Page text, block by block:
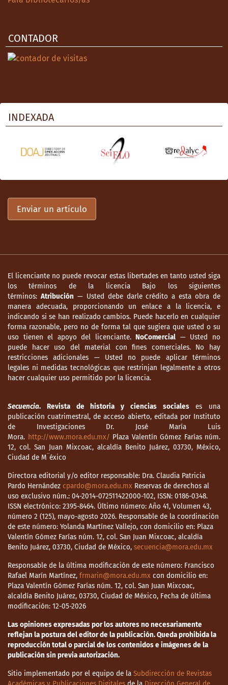
CONTADOR
INDEXADA
Enviar un artículo
El licenciante no puede revocar estas libertades en tanto usted siga
los términos de la licencia Bajo los siguientes
términos: Atribución — Usted debe darle crédito a esta obra de
manera adecuada, proporcionando un enlace a la licencia, e
indicando si se han realizado cambios. Puede hacerlo en cualquier
forma razonable, pero no de forma tal que sugiera que usted o su
uso tienen el apoyo del licenciante.NoComercial — Usted no
puede hacer uso del material con fines comerciales. No hay
restricciones adicionales — Usted no puede aplicar términos
legales ni medidas tecnológicas que restrinjan legalmente a otros
hacer cualquier uso permitido por la licencia.
Secuencia. Revista de historia y ciencias socialeses una
publicación cuatrimestral, de acceso abierto, editada por Instituto
de Investigaciones Dr. José María Luis
Mora. http://www.mora.edu.mx/ Plaza Valentín Gómez Farías núm.
12, col. San Juan Mixcoac, alcaldía Benito Juárez, 03730, México,
Ciudad de M¨éxico
Directora editorial y/o editor responsable: Dra. Claudia Patricia
Pardo Hernández cpardo@mora.edu.mx Reservas de derechos al
uso exclusivo núm.: 04-2014-072511422000-102, ISSN: 0186-0348.
ISSN electrónico: 2395-8464. Último número: Año 41, Volumen 43,
número 2 (125), mayo-agosto 2026. Responsable de la coordinación
de este número: Yolanda Martínez Vallejo, con domicilio en: Plaza
Valentín Gómez Farías núm. 12, col. San Juan Mixcoac, alcaldía
Benito Juárez, 03730, Ciudad de México, secuencia@mora.edu.mx
Responsable de la última modificación de este número: Francisco
Rafael Marín Martínez, frmarin@mora.edu.mx con domicilio en:
Plaza Valentín Gómez Farías núm. 12, col. San Juan Mixcoac,
alcaldía Benito Juárez, 03730, Ciudad de México, Fecha de última
modificación: 12-05-2026
Las opiniones expresadas por los autores no necesariamente
reflejan la postura del editor de la publicación. Queda prohibida la
reproducción total o parcial de los contenidos e imágenes de la
publicación sin previa autorización.
Sitio implementado por el equipo de la Subdirección de Revistas